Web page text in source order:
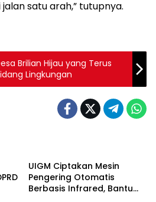
satu arah,” tutupnya.
Brilian Hijau yang Terus
Lingkungan
UIGM Ciptakan Mesin
Pengering Otomatis
Berbasis Infrared, Bantu
Berita Daerah